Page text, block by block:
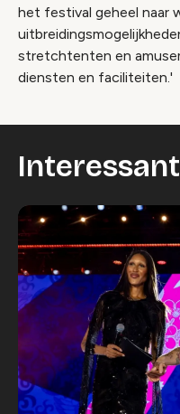
het festival geheel naar
stretchtenten en
diensten en faciliteiten.'